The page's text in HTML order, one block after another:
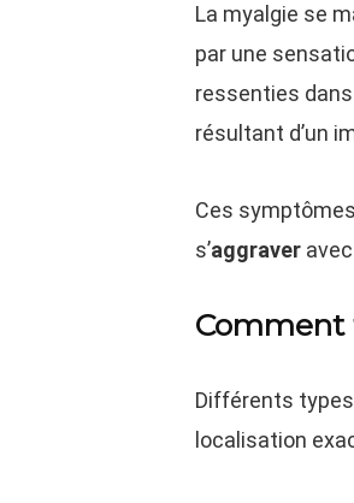
La myalgie se
par une
ressenties
résultant d’un
Ces
s’aggraver
Comment
Différents types
localisation